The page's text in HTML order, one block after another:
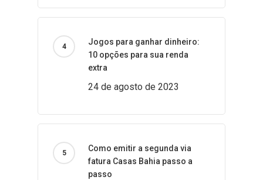
Jogos para ganhar dinheiro:
10 opções para sua renda
extra
24 de agosto de 2023
Como emitir a segunda via
fatura Casas Bahia passo a
passo